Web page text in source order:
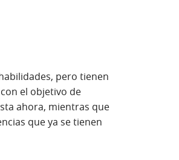
pero tienen
el objetivo de
ahora, mientras que
que ya se tienen